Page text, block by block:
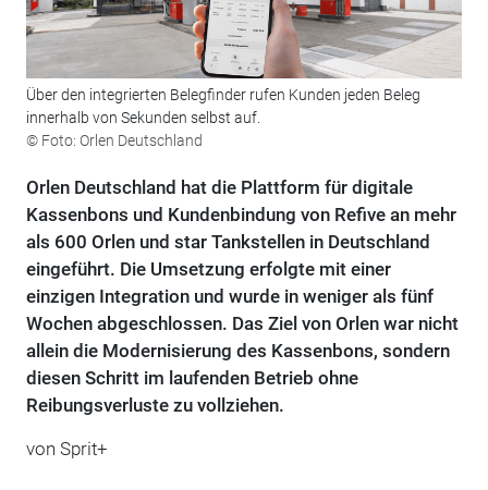
Über den integrierten Belegfinder rufen Kunden jeden Beleg
innerhalb von Sekunden selbst auf.
© Foto: Orlen Deutschland
Orlen Deutschland hat die Plattform für digitale
Kassenbons und Kundenbindung von Refive an mehr
als 600 Orlen und star Tankstellen in Deutschland
eingeführt. Die Umsetzung erfolgte mit einer
einzigen Integration und wurde in weniger als fünf
Wochen abgeschlossen. Das Ziel von Orlen war nicht
allein die Modernisierung des Kassenbons, sondern
diesen Schritt im laufenden Betrieb ohne
Reibungsverluste zu vollziehen.
von Sprit+